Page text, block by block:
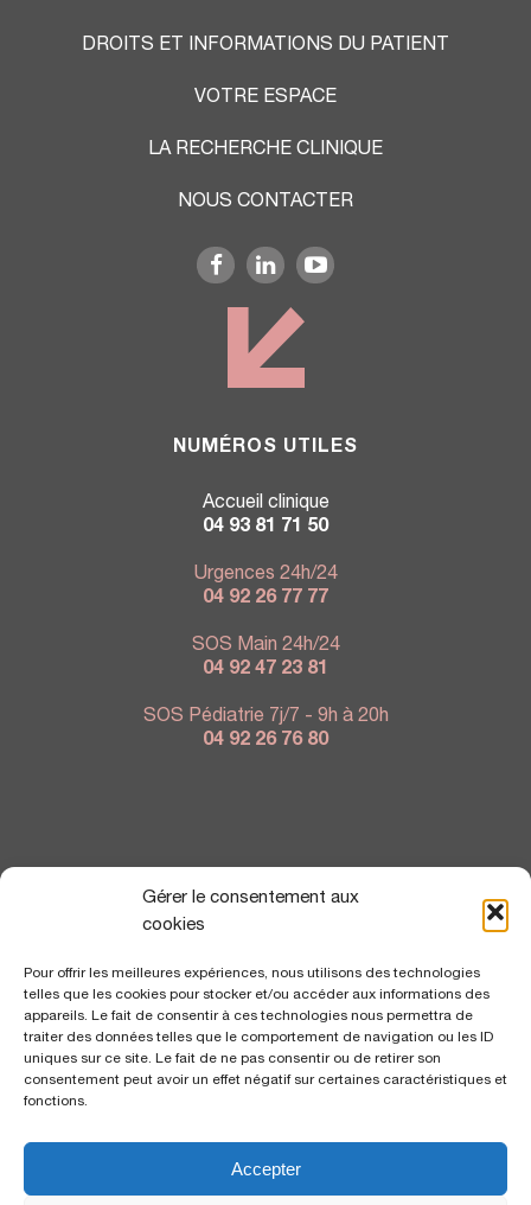
Gérer le consentement aux
cookies
Pour offrir les meilleures expériences, nous utilisons des technologies
telles que les cookies pour stocker et/ou accéder aux informations des
appareils. Le fait de consentir à ces technologies nous permettra de
traiter des données telles que le comportement de navigation ou les ID
uniques sur ce site. Le fait de ne pas consentir ou de retirer son
consentement peut avoir un effet négatif sur certaines caractéristiques et
fonctions.
Accepter
DROITS ET INFORMATIONS DU PATIENT
VOTRE ESPACE
LA RECHERCHE CLINIQUE
NOUS CONTACTER
NUMÉROS UTILES
Accueil clinique
04 93 81 71 50
Urgences 24h/24
04 92 26 77 77
SOS Main 24h/24
04 92 47 23 81
SOS Pédiatrie 7j/7 - 9h à 20h
04 92 26 76 80
NOUS TROUVER
Polyclinique Saint George